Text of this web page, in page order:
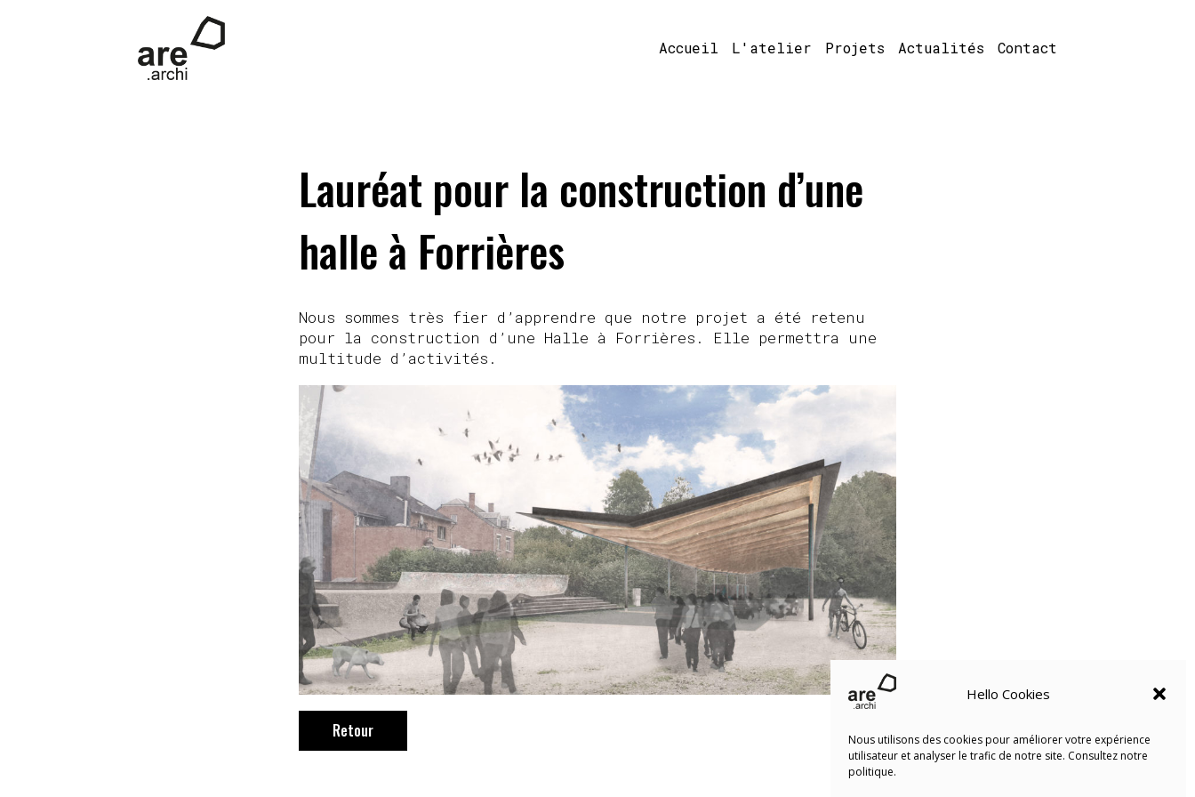
Hello Cookies
Nous utilisons des cookies pour améliorer votre expérience
utilisateur et analyser le trafic de notre site. Consultez notre
politique.
Accueil L'atelier Projets Actualités Contact
Lauréat pour la construction d’une
halle à Forrières
Nous sommes très fier d’apprendre que notre projet a été retenu
pour la construction d’une Halle à Forrières. Elle permettra une
multitude d’activités.
Retour